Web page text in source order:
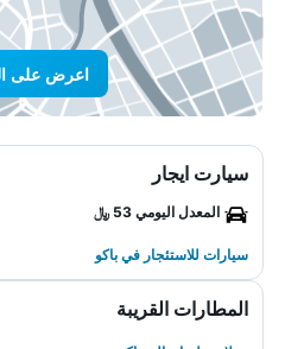
اعرض على
سيارت ايجار
المعدل اليومي 53 ﷼
سيارات للاستئجار في باكو
المطارات القريبة